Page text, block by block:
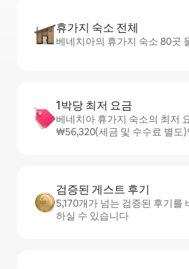
휴가지 숙소 전체
베네치아의 휴가지 숙소 80곳
1박당 최저 요금
베네치아 휴가지 숙소의 최저
₩56,320(세금 및 수수료 별도
검증된 게스트 후기
5,170개가 넘는 검증된 후기를
하실 수 있습니다